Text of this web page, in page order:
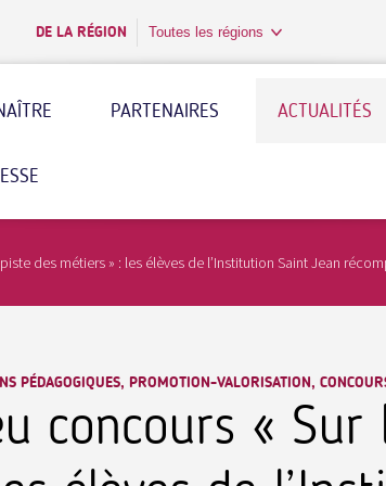
DE LA RÉGION Toutes les régions
PARTENAIRES ACTUALITÉS
des métiers » : les élèves de l’Institution Saint Jean
PÉDAGOGIQUES, PROMOTION-VALORISATION,
concours «